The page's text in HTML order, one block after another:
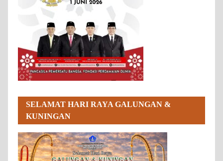
SELAMAT HARI RAYA GALUNGAN &
KUNINGAN